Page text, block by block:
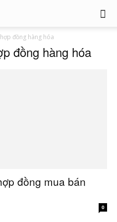
đồng hàng hóa
đồng hàng hóa
đồng mua bán
0